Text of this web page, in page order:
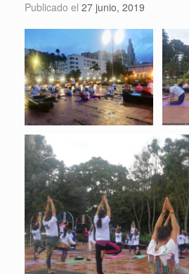
Publicado el 27 junio, 2019